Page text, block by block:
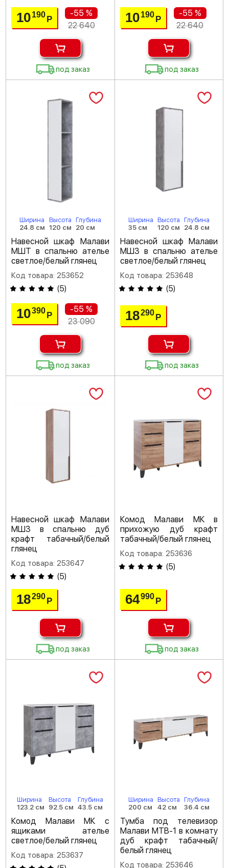
10190 Р
-55 %
22 640
под заказ
10 190 Р
-55 %
22 640
под заказ
Ширина
24.8 см
Высота
120 см
Глубина
20 см
Навесной шкаф Малави
МШТ в спальню ателье
светлое/белый глянец
Код товара: 253652
(5)
10390 Р
-55 %
23 090
под заказ
Ширина
35 см
Высота
120 см
Глубина
24.8 см
Навесной шкаф Малави
МШ3 в спальню ателье
светлое/белый глянец
Код товара: 253648
(5)
18290 Р
под заказ
Навесной шкаф Малави
МШ3 в спальню дуб
крафт табачный/белый
глянец
Код товара: 253647
(5)
18290 Р
под заказ
Комод Малави МК в
прихожую дуб крафт
табачный/белый глянец
Код товара: 253636
(5)
64990 Р
под заказ
Ширина
123.2 см
Высота
92.5 см
Глубина
43.5 см
Комод Малави МК с
ящиками ателье
светлое/белый глянец
Код товара: 253637
Ширина
200 см
Высота
42 см
Глубина
36.4 см
Тумба под телевизор
Малави МТВ-1 в комнату
дуб крафт табачный/
белый глянец
Код товара: 253646